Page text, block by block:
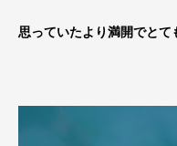
思っていたより満開でとて